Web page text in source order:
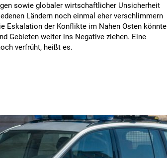
sowie globaler wirtschaftlicher Unsicherheit
Ländern noch einmal eher verschlimmern
Eskalation der Konflikte im Nahen Osten könnte
Gebieten weiter ins Negative ziehen. Eine
verfrüht, heißt es.